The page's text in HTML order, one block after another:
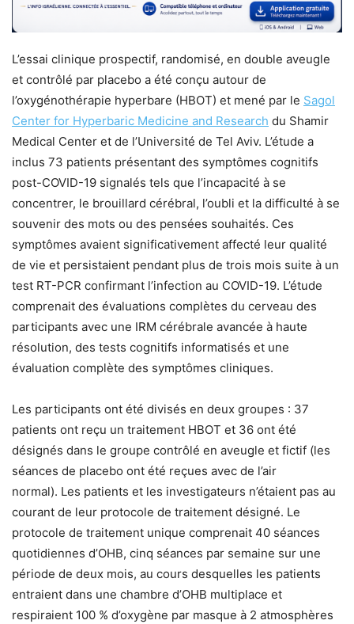
L’essai clinique prospectif, randomisé, en double aveugle
et contrôlé par placebo a été conçu autour de
l’oxygénothérapie hyperbare (HBOT) et mené par le Sagol
Center for Hyperbaric Medicine and Research du Shamir
Medical Center et de l’Université de Tel Aviv. L’étude a
inclus 73 patients présentant des symptômes cognitifs
post-COVID-19 signalés tels que l’incapacité à se
concentrer, le brouillard cérébral, l’oubli et la difficulté à se
souvenir des mots ou des pensées souhaités. Ces
symptômes avaient significativement affecté leur qualité
de vie et persistaient pendant plus de trois mois suite à un
test RT-PCR confirmant l’infection au COVID-19. L’étude
comprenait des évaluations complètes du cerveau des
participants avec une IRM cérébrale avancée à haute
résolution, des tests cognitifs informatisés et une
évaluation complète des symptômes cliniques.
Les participants ont été divisés en deux groupes : 37
patients ont reçu un traitement HBOT et 36 ont été
désignés dans le groupe contrôlé en aveugle et fictif (les
séances de placebo ont été reçues avec de l’air
normal). Les patients et les investigateurs n’étaient pas au
courant de leur protocole de traitement désigné. Le
protocole de traitement unique comprenait 40 séances
quotidiennes d’OHB, cinq séances par semaine sur une
période de deux mois, au cours desquelles les patients
entraient dans une chambre d’OHB multiplace et
respiraient 100 % d’oxygène par masque à 2 atmosphères